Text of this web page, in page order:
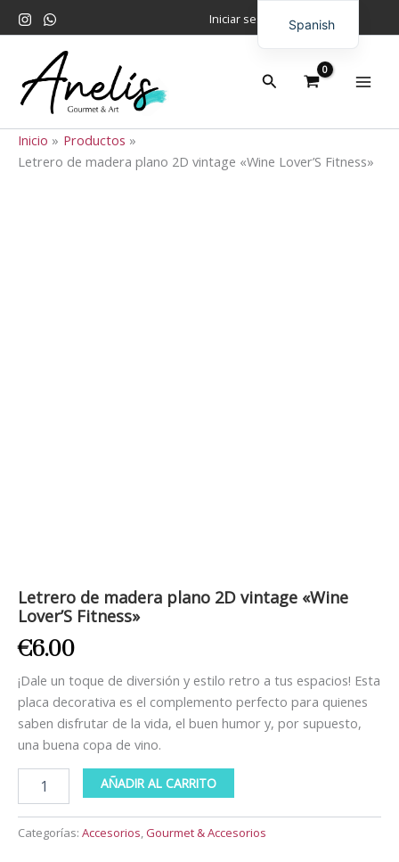
al
contenido
Iniciar sesión
Buscar
Inicio
Productos
Letrero de madera plano 2D vintage «Wine Lover’S Fitness»
Letrero de madera plano 2D vintage «Wine
Lover’S Fitness»
€6.00
¡Dale un toque de diversión y estilo retro a tus espacios! Esta
placa decorativa es el complemento perfecto para quienes
saben disfrutar de la vida, el buen humor y, por supuesto,
una buena copa de vino.
AÑADIR AL CARRITO
Categorías: Accesorios,Gourmet & Accesorios
Spanish